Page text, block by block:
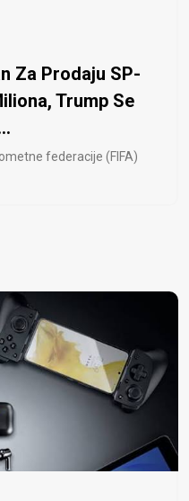
Za Prodaju SP-
Trump Se
federacije (FIFA)